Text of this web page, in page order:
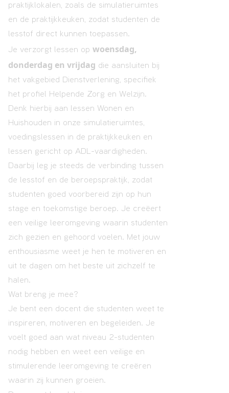
praktijklokalen, zoals de simulatieruimtes
en de praktijkkeuken, zodat studenten de
lesstof direct kunnen toepassen.
Je verzorgt lessen op woensdag,
donderdag en vrijdag die aansluiten bij
het vakgebied Dienstverlening, specifiek
het profiel Helpende Zorg en Welzijn.
Denk hierbij aan lessen Wonen en
Huishouden in onze simulatieruimtes,
voedingslessen in de praktijkkeuken en
lessen gericht op ADL-vaardigheden.
Daarbij leg je steeds de verbinding tussen
de lesstof en de beroepspraktijk, zodat
studenten goed voorbereid zijn op hun
stage en toekomstige beroep. Je creëert
een veilige leeromgeving waarin studenten
zich gezien en gehoord voelen. Met jouw
enthousiasme weet je hen te motiveren en
uit te dagen om het beste uit zichzelf te
halen.
Wat breng je mee?
Je bent een docent die studenten weet te
inspireren, motiveren en begeleiden. Je
voelt goed aan wat niveau 2-studenten
nodig hebben en weet een veilige en
stimulerende leeromgeving te creëren
waarin zij kunnen groeien.